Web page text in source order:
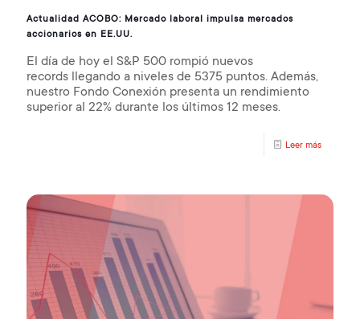
Actualidad ACOBO: Mercado laboral impulsa mercados
accionarios en EE.UU.
El día de hoy el S&P 500 rompió nuevos
records llegando a niveles de 5375 puntos. Además,
nuestro Fondo Conexión presenta un rendimiento
superior al 22% durante los últimos 12 meses.
Leer más